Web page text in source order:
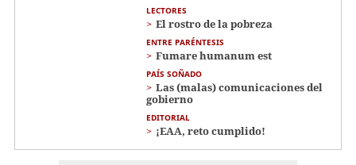
LECTORES
El rostro de la pobreza
ENTRE PARÉNTESIS
Fumare humanum est
PAÍS SOÑADO
Las (malas) comunicaciones del
gobierno
EDITORIAL
¡EAA, reto cumplido!